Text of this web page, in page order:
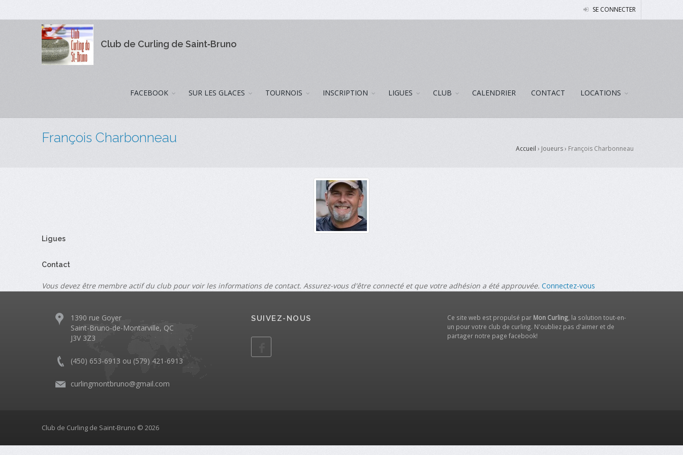
SE CONNECTER
Club de Curling de Saint‑Bruno
FACEBOOK SUR LES GLACES TOURNOIS INSCRIPTION LIGUES CLUB CALENDRIER CONTACT LOCATIONS
François Charbonneau
Accueil › Joueurs › François Charbonneau
Ligues
Contact
Vous devez être membre actif du club pour voir les informations de contact. Assurez-vous d'être connecté et que votre adhésion a été approuvée. Connectez-vous
1390 rue Goyer
Saint-Bruno-de-Montarville, QC
J3V 3Z3
(450) 653-6913 ou (579) 421-6913
curlingmontbruno@gmail.com
SUIVEZ-NOUS Ce site web est propulsé par Mon Curling, la solution tout-en-
un pour votre club de curling. N'oubliez pas d'aimer et de
partager notre page facebook!
Club de Curling de Saint-Bruno © 2026